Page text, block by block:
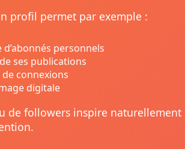
profil permet par exemple :
personnels
ses publications
connexions
digitale
de followers inspire naturellement